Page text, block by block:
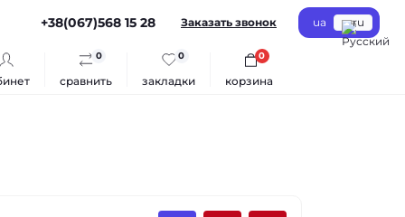
+38(067)568 15 28 Заказать звонок ua ru
сравнить
0
закладки
0
корзина
0